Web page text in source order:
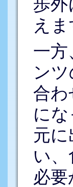
歩
えま
一
ン
合わ
に
元
い
必